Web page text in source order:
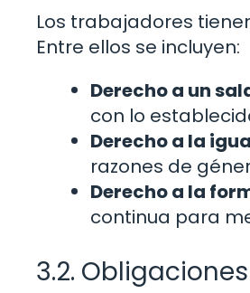
Los trabajadores
Entre ellos se incluyen:
Derecho a un
con lo
Derecho a la
razones de
Derecho a la
continua para
3.2.